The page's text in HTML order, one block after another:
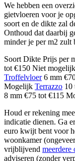
We hebben een
gietvloeren voor je
soort en de dikte zal
Onthoud dat daarbij
minder je per m2 zult
Soort Dikte Prijs per
tot €150 Niet mogelijk
Troffelvloer6 mm
Mogelijk Terrazzo 10
8 mm €75 tot €115
Houd er rekening
indicatie dienen. Ga
euro kwijt bent voor
woonkamer
vrijblijvend meerdere
adviseren (zonder